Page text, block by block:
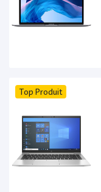
Top Produit